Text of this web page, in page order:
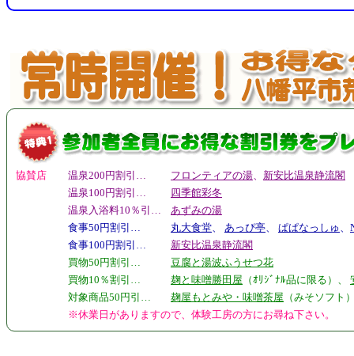
協賛店 温泉200円割引… フロンティアの湯、 新安比温泉静流閣
温泉100円割引…
四季館彩冬
温泉入浴料10％引…
あずみの湯
食事50円割引…
丸大食堂、 あっぴ亭、 ぱぱなっしゅ 、
食事100円割引…
新安比温泉静流閣
買物50円割引…
豆腐と湯波ふうせつ花
買物10％割引…
麹と味噌勝田屋 （ｵﾘｼﾞﾅﾙ品に限る）、
対象商品50円引…
麹屋もとみや・味噌茶屋 （みそソフト
※休業日がありますので、体験工房の方にお尋ね下さい。